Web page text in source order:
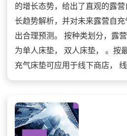
的增长态势，给出了直观的露
长趋势解析，并对未来露营自
出合理预测。 按种类划分，露
为单人床垫， 双人床垫， 。按
充气床垫可应用于线下商店， 线